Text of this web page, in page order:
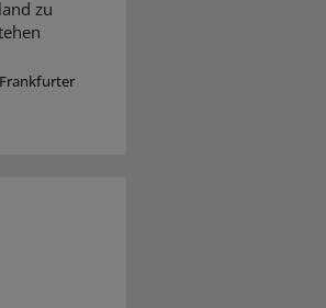
zu
Frankfurter